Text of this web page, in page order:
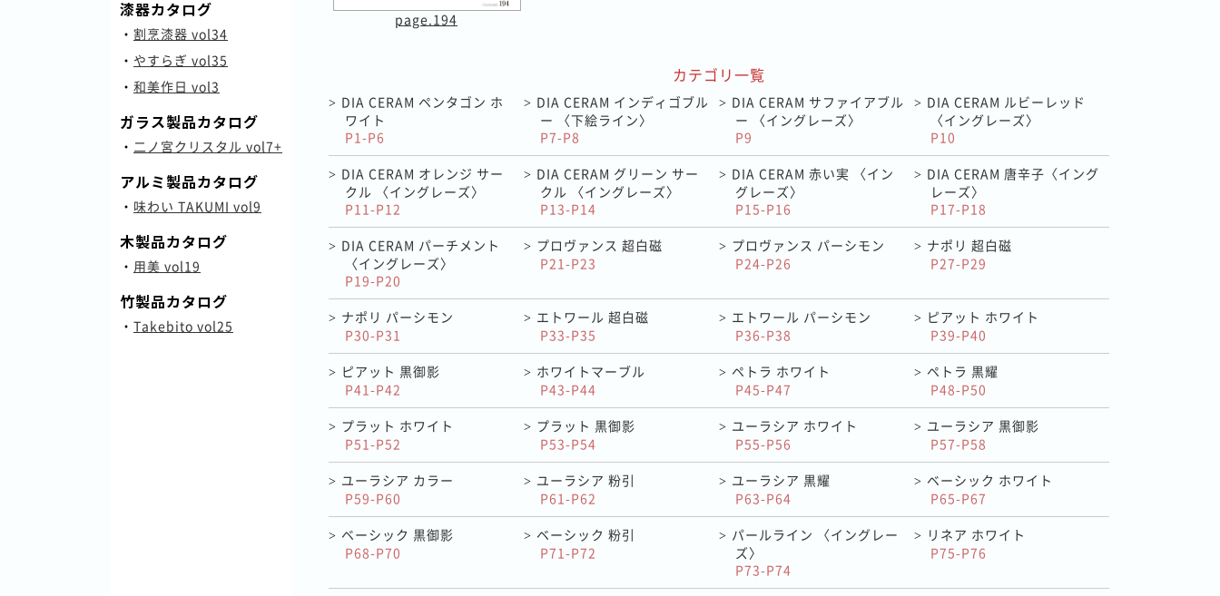
漆器カタログ
・ 割烹漆器 vol34
・ やすらぎ vol35
・ 和美作日 vol3
ガラス製品カタログ
・ 二ノ宮クリスタル vol7+
アルミ製品カタログ
・ 味わい TAKUMI vol9
木製品カタログ
・ 用美 vol19
竹製品カタログ
・ Takebito vol25
page.194
カテゴリ一覧
> DIA CERAM ペンタゴン ホ
ワイト
P1-P6
> DIA CERAM インディゴブル
ー 〈下絵ライン〉
P7-P8
> DIA CERAM サファイアブル
ー 〈イングレーズ〉
P9
> DIA CERAM ルビーレッド
〈イングレーズ〉
P10
> DIA CERAM オレンジ サー
クル 〈イングレーズ〉
P11-P12
> DIA CERAM グリーン サー
クル 〈イングレーズ〉
P13-P14
> DIA CERAM 赤い実 〈イン
グレーズ〉
P15-P16
> DIA CERAM 唐辛子〈イング
レーズ〉
P17-P18
> DIA CERAM パーチメント
〈イングレーズ〉
P19-P20
> プロヴァンス 超白磁
P21-P23
> プロヴァンス パーシモン
P24-P26
> ナポリ 超白磁
P27-P29
> ナポリ パーシモン
P30-P31
> エトワール 超白磁
P33-P35
> エトワール パーシモン
P36-P38
> ピアット ホワイト
P39-P40
> ピアット 黒御影
P41-P42
> ホワイトマーブル
P43-P44
> ペトラ ホワイト
P45-P47
> ペトラ 黒耀
P48-P50
> プラット ホワイト
P51-P52
> プラット 黒御影
P53-P54
> ユーラシア ホワイト
P55-P56
> ユーラシア 黒御影
P57-P58
> ユーラシア カラー
P59-P60
> ユーラシア 粉引
P61-P62
> ユーラシア 黒耀
P63-P64
> ベーシック ホワイト
P65-P67
> ベーシック 黒御影
P68-P70
> ベーシック 粉引
P71-P72
> パールライン 〈イングレー
ズ〉
P73-P74
> リネア ホワイト
P75-P76